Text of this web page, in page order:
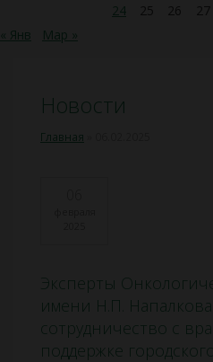
24
25 26 27
« Янв
Мар »
Новости
Главная
Эксперты
имени Н.П.
сотрудничество с
поддержке